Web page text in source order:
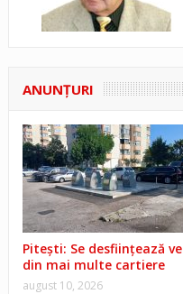
ANUNŢURI
Pitești: Se desființează
din mai multe cartiere
august 10, 2026